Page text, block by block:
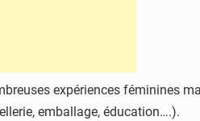
expériences féminines
emballage, éducation….).